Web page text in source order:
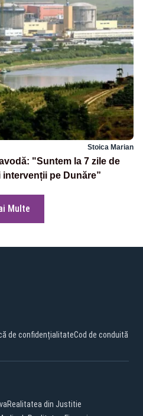
Stoica Marian
"Suntem la 7 zile de
pe Dunăre”
Multe
de confidențialitateCod de conduită
Realitatea din Justitie